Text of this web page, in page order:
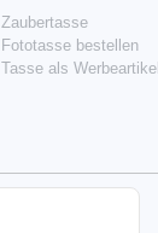
Zaubertasse
Fototasse bestellen
Tasse als